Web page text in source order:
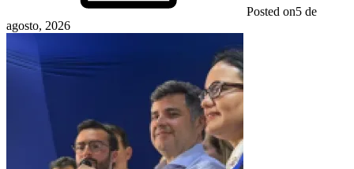
Posted on5 de
agosto, 2026